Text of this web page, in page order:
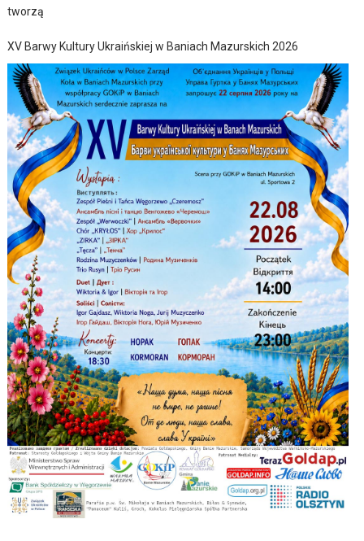
tworzą
XV Barwy Kultury Ukraińskiej w Baniach Mazurskich 2026